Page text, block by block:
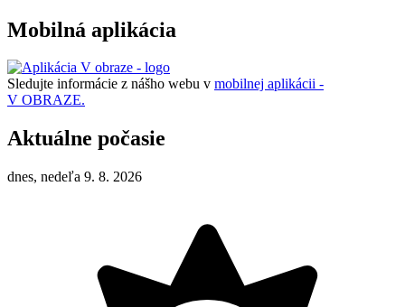
Mobilná aplikácia
Sledujte informácie z nášho webu v mobilnej aplikácii -
V OBRAZE.
Aktuálne počasie
dnes, nedeľa 9. 8. 2026